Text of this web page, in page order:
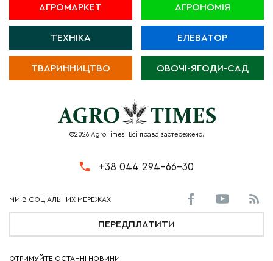
АГРОМАРКЕТ АГРОНОМІЯ
ТЕХНІКА ЕЛЕВАТОР
ТВАРИННИЦТВО ОВОЧІ-ЯГОДИ-САД
©2026 AgroTimes. Всі права застережено.
+38 044 294-66-30
ПЕРЕДПЛАТИТИ
ОТРИМУЙТЕ ОСТАННІ НОВИНИ